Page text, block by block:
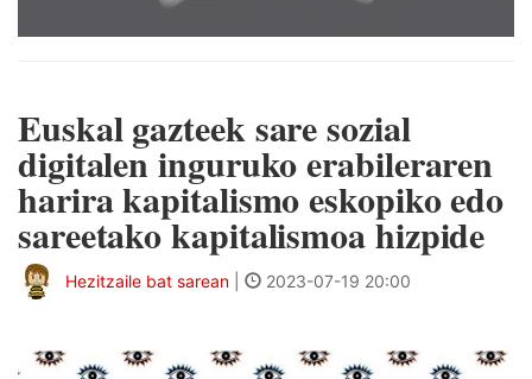
Euskal gazteek sare sozial
digitalen inguruko erabileraren
harira kapitalismo eskopiko edo
sareetako kapitalismoa hizpide
Hezitzaile bat sarean 2023-07-19 20:00